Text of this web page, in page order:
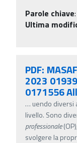
Parole chiave:
Ultima
PDF:
2023
0171556
… uendo diversi
livello. Sono
professionale
svolgere la